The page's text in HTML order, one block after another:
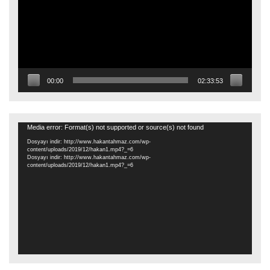
00:00 02:33:53
Video
oynatıcı
Media error: Format(s) not supported or source(s) not found
Dosyayı indir: http://www.hakantahmaz.com/wp-
content/uploads/2019/12/hakan1.mp4?_=6
Dosyayı indir: http://www.hakantahmaz.com/wp-
content/uploads/2019/12/hakan1.mp4?_=6